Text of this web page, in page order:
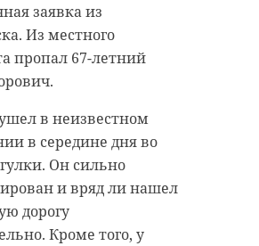
заявка из
Из местного
пропал 67-летний
в неизвестном
в середине дня во
Он сильно
и вряд ли нашел
дорогу
Кроме того, у